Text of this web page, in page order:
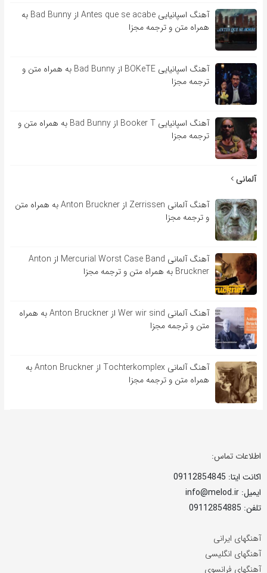
آهنگ اسپانیایی Antes que se acabe از Bad Bunny به
همراه متن و ترجمه مجزا
آهنگ اسپانیایی BOKeTE از Bad Bunny به همراه متن و
ترجمه مجزا
آهنگ اسپانیایی Booker T از Bad Bunny به همراه متن و
ترجمه مجزا
آلمانی
آهنگ آلمانی Zerrissen از Anton Bruckner به همراه متن
و ترجمه مجزا
آهنگ آلمانی Mercurial Worst Case Band از Anton
Bruckner به همراه متن و ترجمه مجزا
آهنگ آلمانی Wer wir sind از Anton Bruckner به همراه
متن و ترجمه مجزا
آهنگ آلمانی Tochterkomplex از Anton Bruckner به
همراه متن و ترجمه مجزا
اطلاعات تماس:
اکانت ایتا: 09112854845
ایمیل: info@melod.ir
تلفن: 09112854885
آهنگهای ایرانی
آهنگهای انگلیسی
آهنگهای فرانسوی